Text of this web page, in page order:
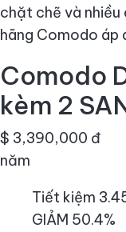
chặt chẽ và
hãng Comodo áp
Comodo
kèm 2
$ 3,390,000 đ
năm
Tiết kiệm
GIẢM 50.4%